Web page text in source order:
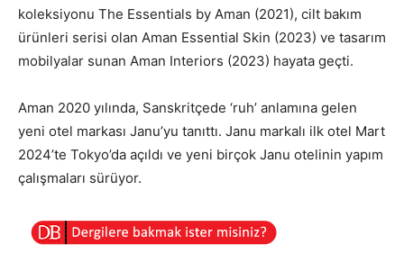
koleksiyonu The Essentials by Aman (2021), cilt bakım
ürünleri serisi olan Aman Essential Skin (2023) ve tasarım
mobilyalar sunan Aman Interiors (2023) hayata geçti.
Aman 2020 yılında, Sanskritçede ‘ruh’ anlamına gelen
yeni otel markası Janu’yu tanıttı. Janu markalı ilk otel Mart
2024’te Tokyo’da açıldı ve yeni birçok Janu otelinin yapım
çalışmaları sürüyor.